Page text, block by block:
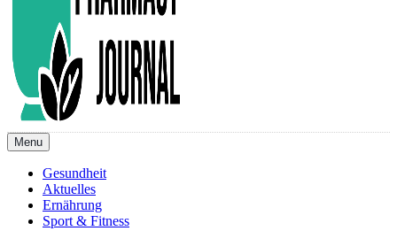
Pharmacy Journal
Menu
Gesundheit
Aktuelles
Ernährung
Sport & Fitness